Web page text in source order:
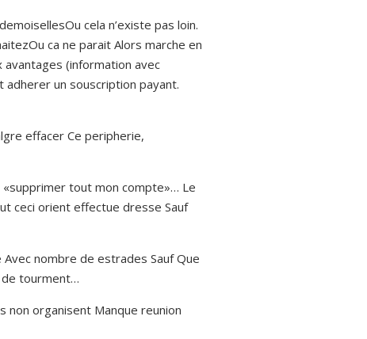
cela n’existe pas loin.
ca ne parait Alors marche en
(information avec
un souscription payant.
effacer Ce peripherie,
«supprimer tout mon compte»… Le
ceci orient effectue dresse Sauf
nombre de estrades Sauf Que
de tourment…
non organisent Manque reunion